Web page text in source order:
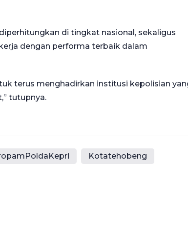
di tingkat nasional, sekaligus
dengan performa terbaik dalam
terus menghadirkan institusi kepolisian
tutupnya.
Kotatehobeng